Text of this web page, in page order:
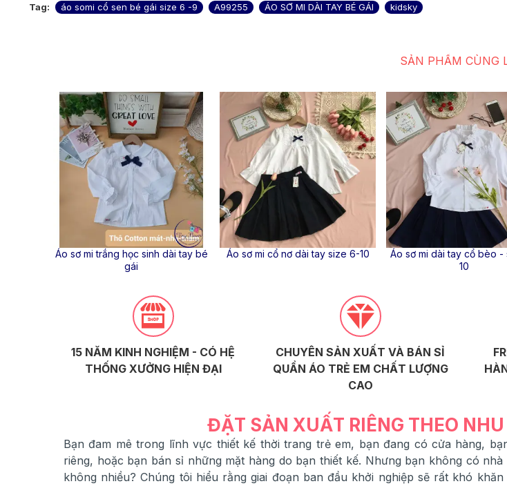
Tag: áo somi cổ sen bé gái size 6 -9 A99255 ÁO SƠ MI DÀI TAY BÉ GÁI kidsky
SẢN PHẨM CÙNG
Áo sơ mi trắng học sinh dài tay bé
gái
Áo sơ mi cổ nơ dài tay size 6-10
Áo sơ mi dài tay cổ bèo -
10
15 NĂM KINH NGHIỆM - CÓ HỆ
THỐNG XƯỞNG HIỆN ĐẠI
CHUYÊN SẢN XUẤT VÀ BÁN SỈ
QUẦN ÁO TRẺ EM CHẤT LƯỢNG
CAO
ĐẶT SẢN XUẤT RIÊNG THEO
Bạn đam mê trong lĩnh vực thiết kế thời trang trẻ em, bạn đang có cửa hàng,
riêng, hoặc bạn bán sỉ những mặt hàng do bạn thiết kế. Nhưng bạn không có
không nhiều? Chúng tôi hiểu rằng giai đoạn ban đầu khởi nghiệp sẽ rất khó